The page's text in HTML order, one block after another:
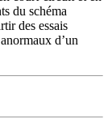
du schéma
des essais
d’un